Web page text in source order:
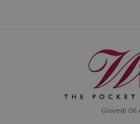
Giovedì 06